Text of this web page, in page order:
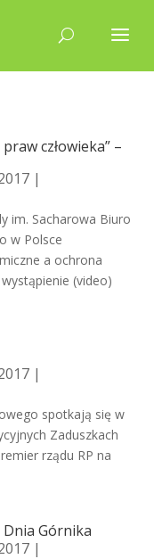
człowieka” –
|
im. Sacharowa Biuro
w Polsce
a ochrona
(video)
|
spotkają się w
Zaduszkach
rządu RP na
Górnika
|